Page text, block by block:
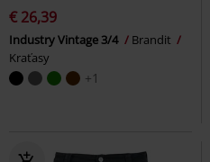
€ 26,39
Industry Vintage 3/4
Brandit
Kraťasy
+1